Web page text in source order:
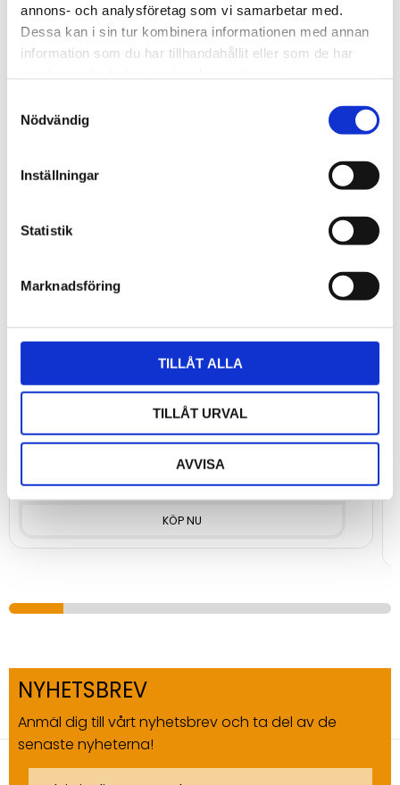
annons- och analysföretag som vi samarbetar med.
Dessa kan i sin tur kombinera informationen med annan
information som du har tillhandahållit eller som de har
Nödvändig
Inställningar
Statistik
Marknadsföring
TILLÅT ALLA
TILLÅT URVAL
AVVISA
Kabel USB-A till USB-C, 1m
Kabel USB-A till USB-C, 1 meter för dataöverföring
0
NYHETSBREV
Anmäl dig till vårt nyhetsbrev och ta del av de
senaste nyheterna!